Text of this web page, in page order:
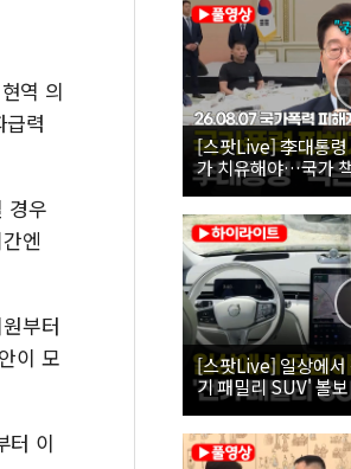
역 의
력
경우
엔
부터
이 모
터 이
[스팟Live] 李대통
가 치유해야…국가
26.08.07 국가폭력
[스팟Live] 일상에서
기 패밀리 SUV' 볼